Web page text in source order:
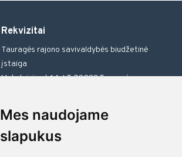
Mes naudojame
slapukus
Rekvizitai
Tauragės rajono savivaldybės biudžetinė
įstaiga
Moksleivių al. 14, LT-72288 Tauragė
El. paštas gimnazija@zalgiriai.lt
gimnazija@zalgiriai.lt
Duomenys kaupiami ir saugomi Juridinių